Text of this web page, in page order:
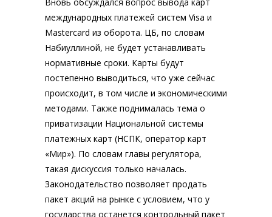
международных платежей систем Visa и
Mastercard из оборота. ЦБ, по словам
Набиуллиной, не будет устанавливать
нормативные сроки. Карты будут
постепенно выводиться, что уже сейчас
происходит, в том числе и экономическими
методами. Также поднималась тема о
приватизации Национальной системы
платежных карт (НСПК, оператор карт
«Мир»). По словам главы регулятора,
такая дискуссия только началась.
Законодательство позволяет продать
пакет акций на рынке с условием, что у
государства останется контрольный пакет